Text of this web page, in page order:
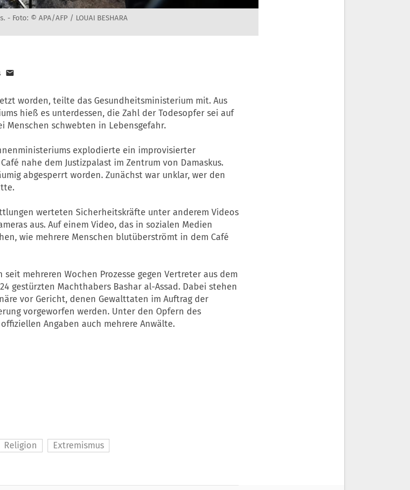
- Foto: © APA/AFP / LOUAI BESHARA
worden, teilte das Gesundheitsministerium mit. Aus
hieß es unterdessen, die Zahl der Todesopfer sei auf
Menschen schwebten in Lebensgefahr.
explodierte ein improvisierter
nahe dem Justizpalast im Zentrum von Damaskus.
abgesperrt worden. Zunächst war unklar, wer den
werteten Sicherheitskräfte unter anderem Videos
aus. Auf einem Video, das in sozialen Medien
wie mehrere Menschen blutüberströmt in dem Café
seit mehreren Wochen Prozesse gegen Vertreter aus dem
gestürzten Machthabers Bashar al-Assad. Dabei stehen
vor Gericht, denen Gewalttaten im Auftrag der
vorgeworfen werden. Unter den Opfern des
Angaben auch mehrere Anwälte.
Religion Extremismus